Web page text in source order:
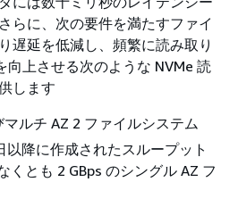
らに、次の要件を満たすファイ
遅延を低減し、頻繁に読み取り
向上させる次のような NVMe 読
します
ルチ AZ 2 ファイルシステム
以降に作成されたスループット
くとも 2 GBps のシングル AZ フ